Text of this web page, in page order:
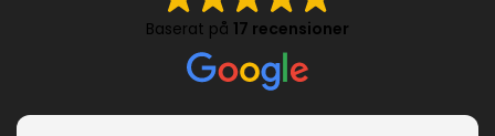
Baserat på 17 recensioner